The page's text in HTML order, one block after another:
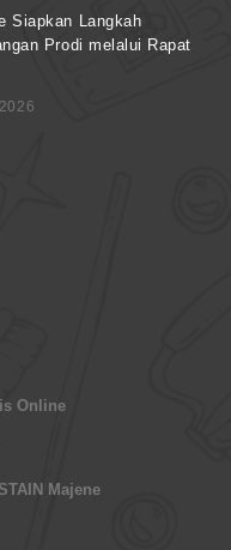
Siapkan Langkah
Prodi melalui Rapat
Online
Majene